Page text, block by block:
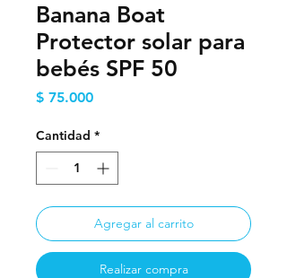
Banana Boat
Protector solar para
bebés SPF 50
$ 75.000Precio
Cantidad *
Agregar al carrito
Realizar compra